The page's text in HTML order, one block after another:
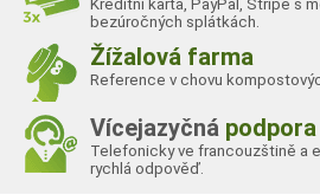
Kreditní karta, PayPal, Stripe s
bezúročných splátkách.
Žížalová farma
Reference v chovu
Vícejazyčná podpora
Telefonicky ve francouzštině a
rychlá odpověď.